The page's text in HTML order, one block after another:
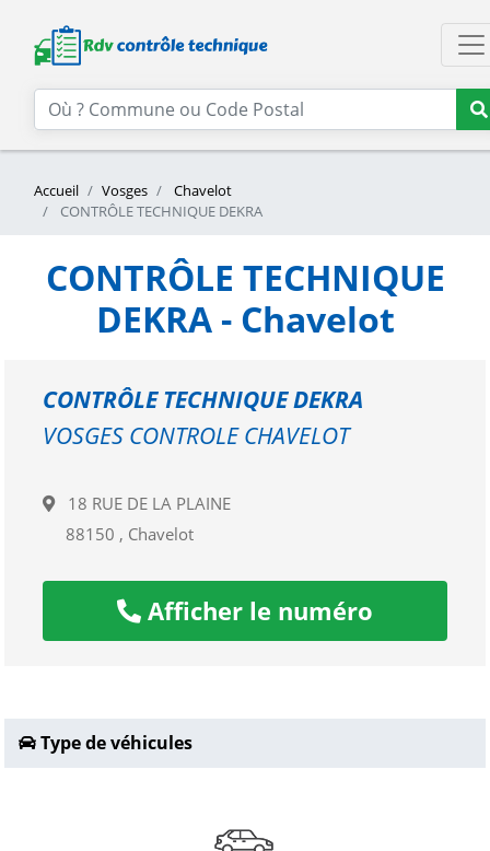
Accueil Vosges
Chavelot
CONTRÔLE TECHNIQUE DEKRA
CONTRÔLE TECHNIQUE
DEKRA - Chavelot
CONTRÔLE TECHNIQUE DEKRA
VOSGES CONTROLE CHAVELOT
18 RUE DE LA PLAINE
88150 , Chavelot
Afficher le numéro
Type de véhicules